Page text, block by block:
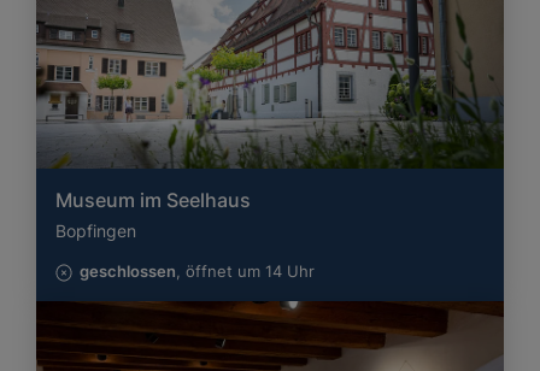
Museum im Seelhaus
Bopfingen
geschlossen, öffnet um 14 Uhr